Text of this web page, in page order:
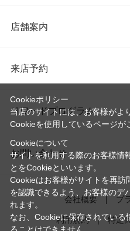
店舗案内
来店予約
リワードプログラム
お問い合わせ
会社概要 プ
利用規約 特定
Cookieポリシー
当店のサイトには、お客様がよ
Cookieを使用しているページが
Cookieについて
サイトを利用する際のお客様情
とをCookieといいます。
Cookieはお客様がサイトを再訪
を認識できるよう、お客様のデ
れます。
なお、Cookieに保存されている